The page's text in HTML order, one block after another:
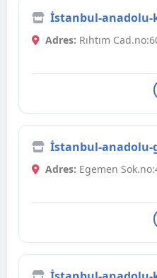
İstanbul-anadolu-
Adres: Rıhtım
İstanbul-anadolu-
Adres: Egemen